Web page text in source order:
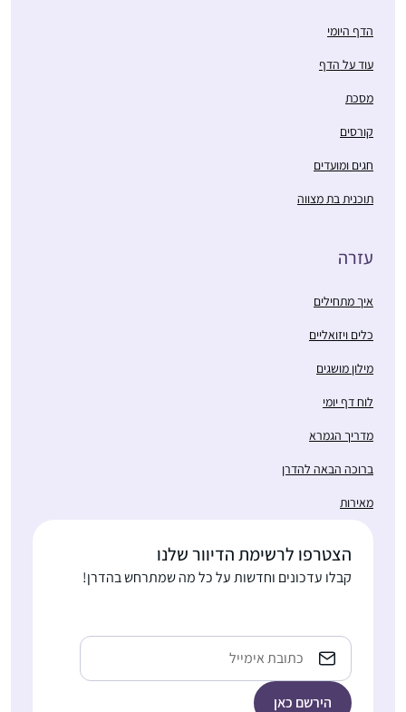
הדף היומי
עוד על הדף
מסכת
קורסים
חגים ומועדים
תוכנית בת מצווה
עזרה
איך מתחילים
כלים ויזואליים
מילון מושגים
לוח דף יומי
מדריך הגמרא
ברוכה הבאה להדרן
מאירות
הצטרפו לרשימת הדיוור שלנו
קבלו עדכונים וחדשות על כל מה שמתרחש בהדרן!
Email